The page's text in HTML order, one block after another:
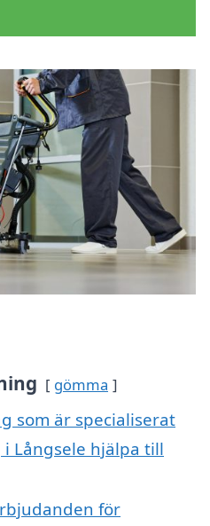
gömma
som är specialiserat
Långsele hjälpa till
för